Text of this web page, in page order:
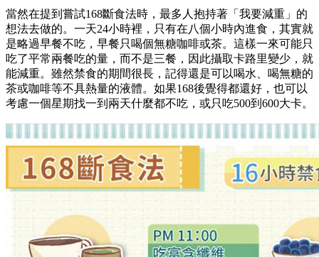
當然在提到嘗試168斷食法時，最多人抱持著「我要減重」的
想法去做的。一天24小時裡，只有在八個小時內進食，其實就
是略過早餐不吃，早餐只喝個無糖咖啡或茶。這樣一來可能只
吃了平常兩餐吃的量，而不是三餐，因此攝取卡路里變少，就
能減重。雖然禁食的期間很長，記得還是可以喝水、喝無糖的
茶或咖啡等不具熱量的液體。如果168後覺得都還好，也可以
考慮一個星期找一到兩天什麼都不吃，或只吃500到600大卡。